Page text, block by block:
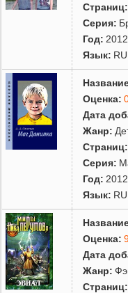
Страниц:
Серия:
Год: 2012
Язык: RU
Оценка:
Дата
Жанр:
Страниц:
Серия:
Год: 2012
Язык: RU
Оценка:
Дата
Жанр:
Страниц: